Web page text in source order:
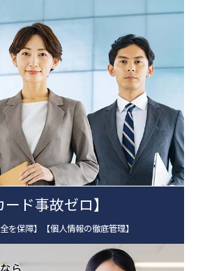
ード事故ゼロ】
を保障】【個人情報の徹底管理】